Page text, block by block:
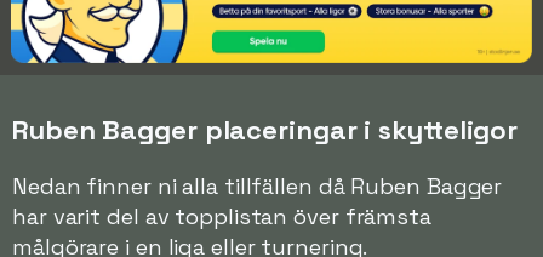
Ruben Bagger placeringar i skytteligor
Nedan finner ni alla tillfällen då Ruben Bagger
har varit del av topplistan över främsta
målgörare i en liga eller turnering.